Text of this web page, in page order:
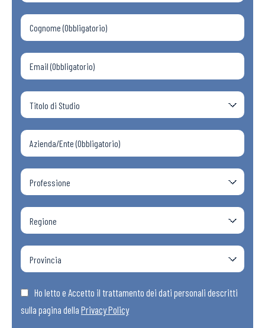
Ho letto e Accetto il trattamento dei dati personali descritti
sulla pagina della Privacy Policy